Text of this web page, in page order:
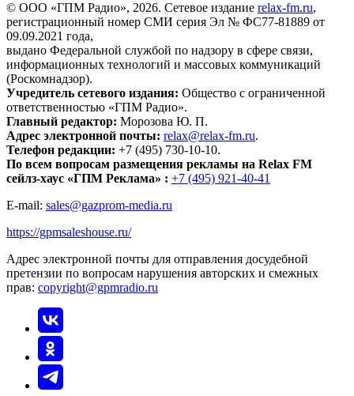
© ООО «ГПМ Радио», 2026. Сетевое издание relax-fm.ru,
регистрационный номер СМИ серия Эл № ФС77-81889 от
09.09.2021 года,
выдано Федеральной службой по надзору в сфере связи,
информационных технологий и массовых коммуникаций
(Роскомнадзор).
Учредитель сетевого издания: Общество с ограниченной
ответственностью «ГПМ Радио».
Главный редактор: Морозова Ю. П.
Адрес электронной почты: relax@relax-fm.ru.
Телефон редакции: +7 (495) 730-10-10.
По всем вопросам размещения рекламы на Relax FM
сейлз-хаус «ГПМ Реклама» : +7 (495) 921-40-41
E-mail: sales@gazprom-media.ru
https://gpmsaleshouse.ru/
Адрес электронной почты для отправления досудебной
претензии по вопросам нарушения авторских и смежных
прав: copyright@gpmradio.ru